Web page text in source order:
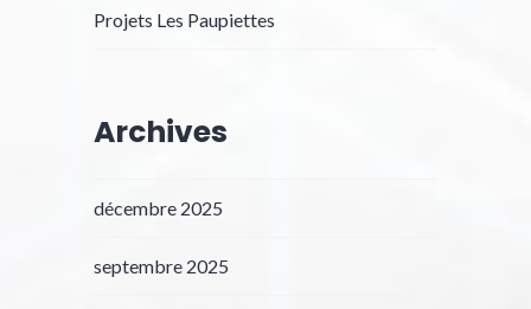
Projets Les Paupiettes
Archives
décembre 2025
septembre 2025